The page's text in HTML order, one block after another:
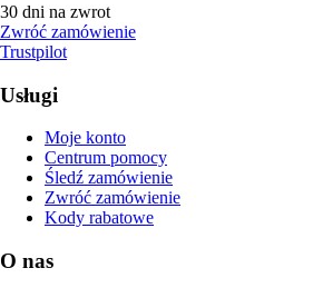
30 dni na zwrot
Zwróć zamówienie
Trustpilot
Usługi
Moje konto
Centrum pomocy
Śledź zamówienie
Zwróć zamówienie
Kody rabatowe
O nas